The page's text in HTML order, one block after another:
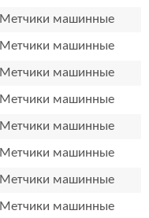
Метчики машинные
Метчики машинные
Метчики машинные
Метчики машинные
Метчики машинные
Метчики машинные
Метчики машинные
Метчики машинные